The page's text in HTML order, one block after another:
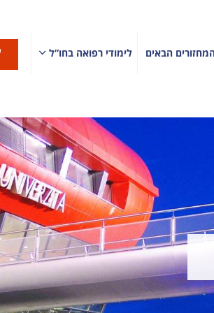
הבאים לימודי רפואה בחו”ל
ברטיסלבה
קושיצה
מרטין
בקרואטיה
זאגרב
לימודי רפואה
לימודי רפואה
לימודי רפואה
לימודי רפואה
לימודי
לימודי רפואה
לימודי רפואה
לימודי רפואה
לימודי רפואה